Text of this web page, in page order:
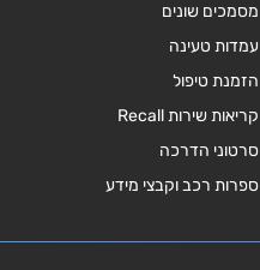
מסמכים שונים
עמדות טעינה
הזמנת טיפול
קריאות שירות Recall
סרטוני הדרכה
ספרות רכב וקבצי מידע